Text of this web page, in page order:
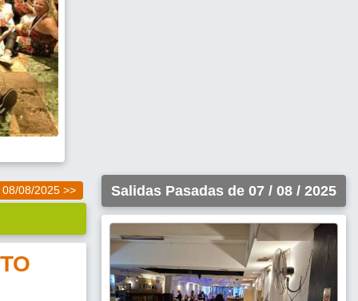
08/08/2025 >> Salidas Pasadas de 07 / 08 / 2025